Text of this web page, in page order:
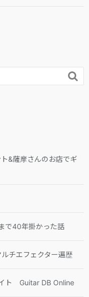

&薩摩さんのお店でギ
で40年掛かった話
チエフェクター遍歴
ト Guitar DB Online